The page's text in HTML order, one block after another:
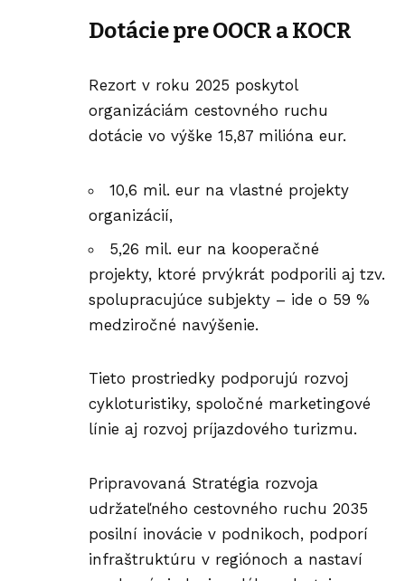
Dotácie pre OOCR a KOCR
Rezort v roku 2025 poskytol
organizáciám cestovného ruchu
dotácie vo výške 15,87 milióna eur.
10,6 mil. eur na vlastné projekty
organizácií,
5,26 mil. eur na kooperačné
projekty, ktoré prvýkrát podporili aj tzv.
spolupracujúce subjekty – ide o 59 %
medziročné navýšenie.
Tieto prostriedky podporujú rozvoj
cykloturistiky, spoločné marketingové
línie aj rozvoj príjazdového turizmu.
Pripravovaná Stratégia rozvoja
udržateľného cestovného ruchu 2035
posilní inovácie v podnikoch, podporí
infraštruktúru v regiónoch a nastaví